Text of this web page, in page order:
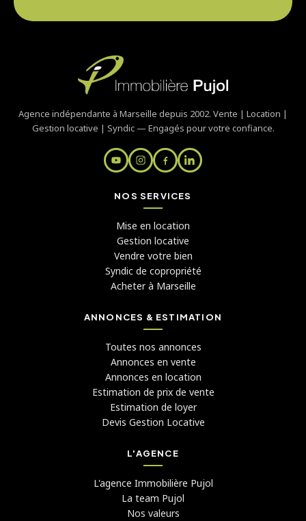
Agence indépendante à Marseille depuis 2002. Vente | Location |
Gestion locative | Syndic — Engagés pour votre confiance.
NOS SERVICES
Mise en location
Gestion locative
Vendre votre bien
Syndic de copropriété
Acheter à Marseille
ANNONCES & ESTIMATION
Toutes nos annonces
Annonces en vente
Annonces en location
Estimation de prix de vente
Estimation de loyer
Devis Gestion Locative
L'AGENCE
L'agence Immobilière Pujol
La team Pujol
Nos valeurs